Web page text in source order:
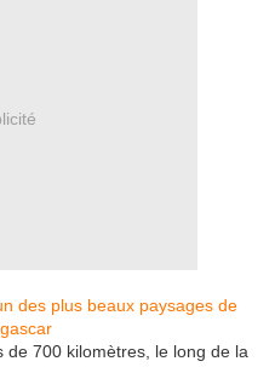
700 kilomètres, le long de la